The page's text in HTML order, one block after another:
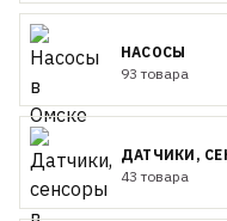
НАСОСЫ
93 товара
ДАТЧИКИ,
43 товара